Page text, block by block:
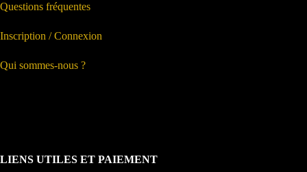
Questions fréquentes
Inscription / Connexion
Qui sommes-nous ?
LIENS UTILES ET PAIEMENT